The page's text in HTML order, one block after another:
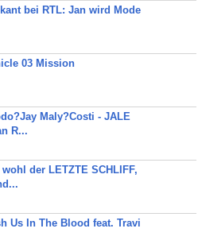
bei RTL: Jan wird Mode
03 Mission
Maly?Costi - JALE
R...
der LETZTE SCHLIFF,
Us In The Blood feat. Travi